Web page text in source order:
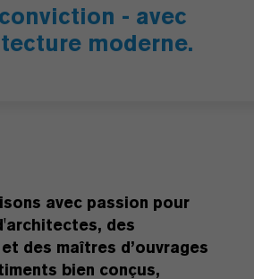
- avec
moderne.
avec passion pour
des
des maîtres d’ouvrages
bien conçus,